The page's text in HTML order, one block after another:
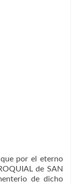
por el eterno
de SAN
de dicho